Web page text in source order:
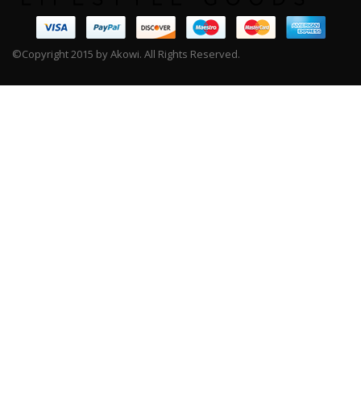
©Copyright 2015 by Akowi. All Rights Reserved.